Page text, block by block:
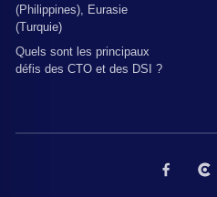
(Philippines), Eurasie
(Turquie)
Quels sont les principaux
défis des CTO et des DSI ?